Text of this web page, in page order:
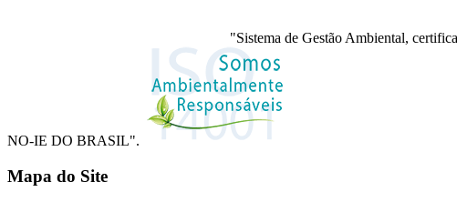
"Sistema de Gestão Ambiental,
NO-IE DO BRASIL".
Mapa do Site